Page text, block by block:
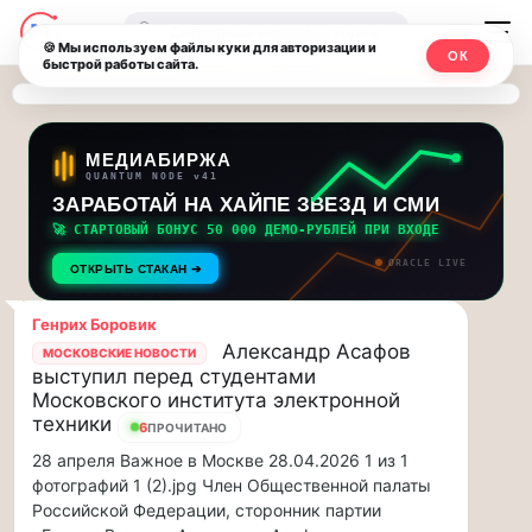
Последние
новости
и
обновления
потока:
Друзья,
приглашаем
на
музыкальную
прогулку
по
Москве
Чайковского!…
приглашаем
на
музыкальную
Москвичи.net
—
Главный
столичный
чат-
мессенджер,
новости
и
инсайды
Москвы
🔍
МЕДИАБИРЖА
QUANTUM NODE v41
ЗАРАБОТАЙ НА ХАЙПЕ ЗВЕЗД И СМИ
🚀 СТАРТОВЫЙ БОНУС 50 000 ДЕМО-РУБЛЕЙ ПРИ ВХОДЕ
ОТКРЫТЬ СТАКАН ➔ ORACLE LIVE
Генрих Боровик
МОСКОВСКИЕ НОВОСТИ
Александр Асафов
выступил перед студентами
Московского института электронной
техники
6ПРОЧИТАНО
28 апреля Важное в Москве 28.04.2026 1 из 1
фотографий 1 (2).jpg Член Общественной палаты
Российской Федерации, сторонник партии
🍪 Мы используем файлы куки для авторизации и
быстрой работы сайта.
ОК